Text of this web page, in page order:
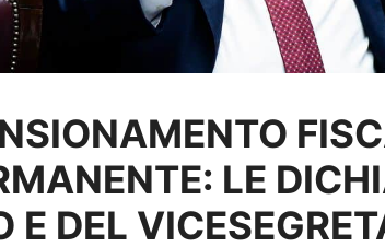
LE
E DEL